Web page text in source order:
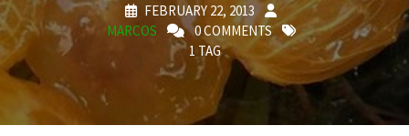
FEBRUARY 22, 2013
MARCOS
0 COMMENTS
1 TAG